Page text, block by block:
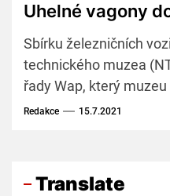
Uhelné vagony
Sbírku železničních
technického muzea
řady Wap, který
Coal Services ze
Redakce 15.7.2021
Translate